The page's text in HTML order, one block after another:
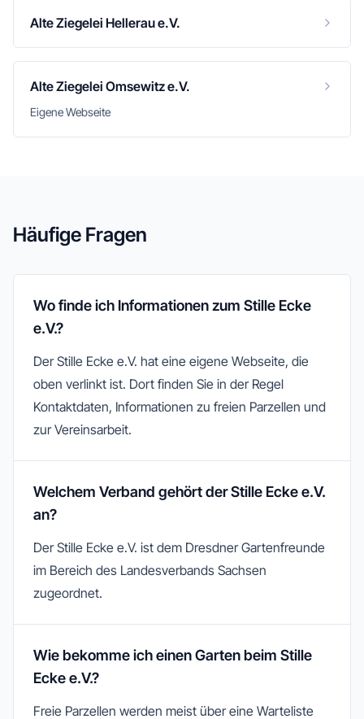
Alte Ziegelei Hellerau e.V.
Alte Ziegelei Omsewitz e.V.
Eigene Webseite
Häufige Fragen
Wo finde ich Informationen zum Stille Ecke
e.V.?
Der Stille Ecke e.V. hat eine eigene Webseite, die
oben verlinkt ist. Dort finden Sie in der Regel
Kontaktdaten, Informationen zu freien Parzellen und
zur Vereinsarbeit.
Welchem Verband gehört der Stille Ecke e.V.
an?
Der Stille Ecke e.V. ist dem Dresdner Gartenfreunde
im Bereich des Landesverbands Sachsen
zugeordnet.
Wie bekomme ich einen Garten beim Stille
Ecke e.V.?
Freie Parzellen werden meist über eine Warteliste